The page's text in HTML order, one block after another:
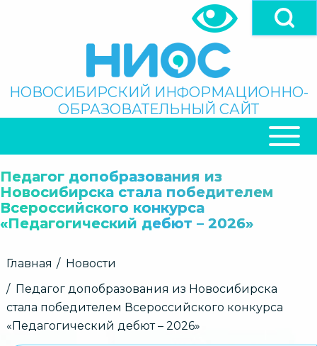
Поиск
НОВОСИБИРСКИЙ ИНФОРМАЦИОННО-
ОБРАЗОВАТЕЛЬНЫЙ САЙТ
НАВИГАЦИЯ
Педагог допобразования из
Новосибирска стала победителем
Всероссийского конкурса
«Педагогический дебют – 2026»
Строка
Главная
Новости
Педагог допобразования из Новосибирска
стала победителем Всероссийского конкурса
«Педагогический дебют – 2026»